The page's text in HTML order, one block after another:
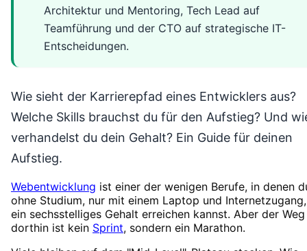
Architektur und Mentoring, Tech Lead auf
Teamführung und der CTO auf strategische IT-
Entscheidungen.
Wie sieht der Karrierepfad eines Entwicklers aus?
Welche Skills brauchst du für den Aufstieg? Und
verhandelst du dein Gehalt? Ein Guide für deinen
Aufstieg.
Webentwicklung ist einer der wenigen Berufe, in denen
ohne Studium, nur mit einem Laptop und Internetzugang,
ein sechsstelliges Gehalt erreichen kannst. Aber der Weg
dorthin ist kein Sprint, sondern ein Marathon.